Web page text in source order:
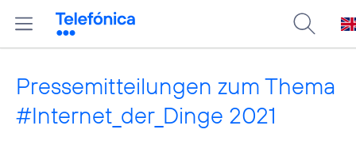
Pressemitteilungen zum Thema
#Internet_der_Dinge 2021